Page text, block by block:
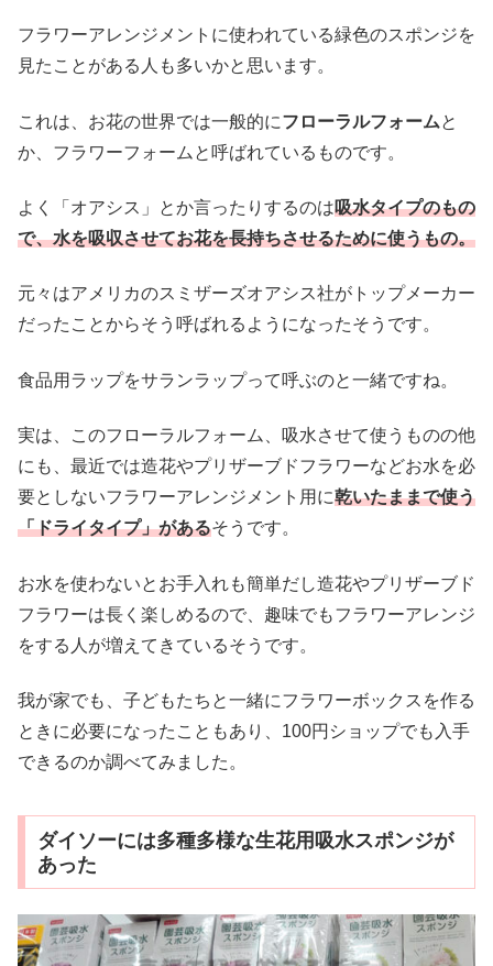
フラワーアレンジメントに使われている緑色のスポンジを
見たことがある人も多いかと思います。
これは、お花の世界では一般的にフローラルフォームと
か、フラワーフォームと呼ばれているものです。
よく「オアシス」とか言ったりするのは吸水タイプのもの
で、水を吸収させてお花を長持ちさせるために使うもの。
元々はアメリカのスミザーズオアシス社がトップメーカー
だったことからそう呼ばれるようになったそうです。
食品用ラップをサランラップって呼ぶのと一緒ですね。
実は、このフローラルフォーム、吸水させて使うものの他
にも、最近では造花やプリザーブドフラワーなどお水を必
要としないフラワーアレンジメント用に乾いたままで使う
「ドライタイプ」があるそうです。
お水を使わないとお手入れも簡単だし造花やプリザーブド
フラワーは長く楽しめるので、趣味でもフラワーアレンジ
をする人が増えてきているそうです。
我が家でも、子どもたちと一緒にフラワーボックスを作る
ときに必要になったこともあり、100円ショップでも入手
できるのか調べてみました。
ダイソーには多種多様な生花用吸水スポンジが
あった